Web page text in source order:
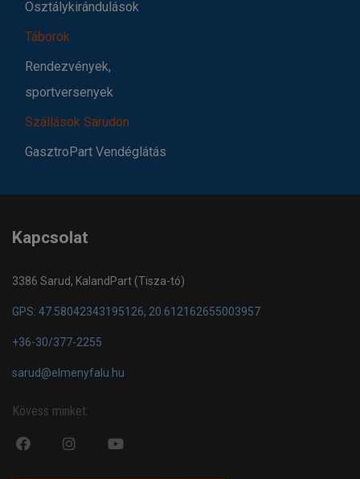
Osztálykirándulások
Táborok
Rendezvények,
sportversenyek
Szállások Sarudon
GasztroPart Vendéglátás
Kapcsolat
3386 Sarud, KalandPart (Tisza-tó)
GPS: 47.58042343195126, 20.612162655003957
+36-30/377-2255
sarud@elmenyfalu.hu
Kövess minket:
fa
fa